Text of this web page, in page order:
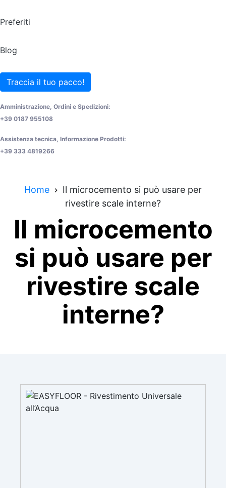
Preferiti
Blog
Traccia il tuo pacco!
Amministrazione, Ordini e Spedizioni:
+39 0187 955108
Assistenza tecnica, Informazione Prodotti:
+39 333 4819266
Home
Il microcemento si può usare per
rivestire scale interne?
Il microcemento
si può usare per
rivestire scale
interne?